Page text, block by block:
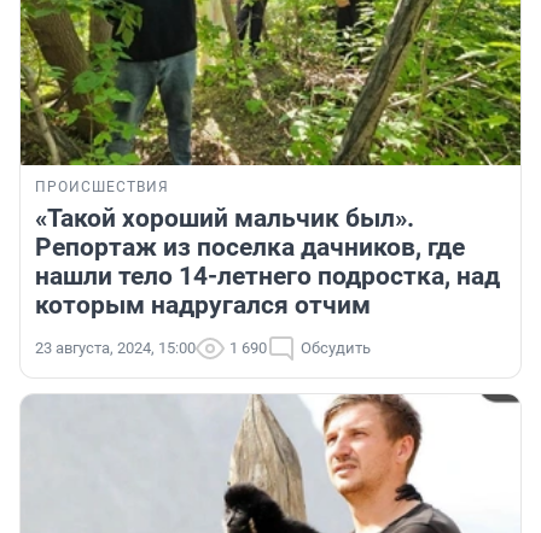
ПРОИСШЕСТВИЯ
«Такой хороший мальчик был».
Репортаж из поселка дачников, где
нашли тело 14-летнего подростка, над
которым надругался отчим
23 августа, 2024, 15:00 1 690 Обсудить